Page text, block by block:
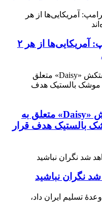
مقام مستعفی دولت ترامپ: آمریکایی‌ها از هر ۲
نیروهای مسلح یمنی نفتکش «Daisy» متعلق به
بالستیک هدف قرار
شد نگران نباشید